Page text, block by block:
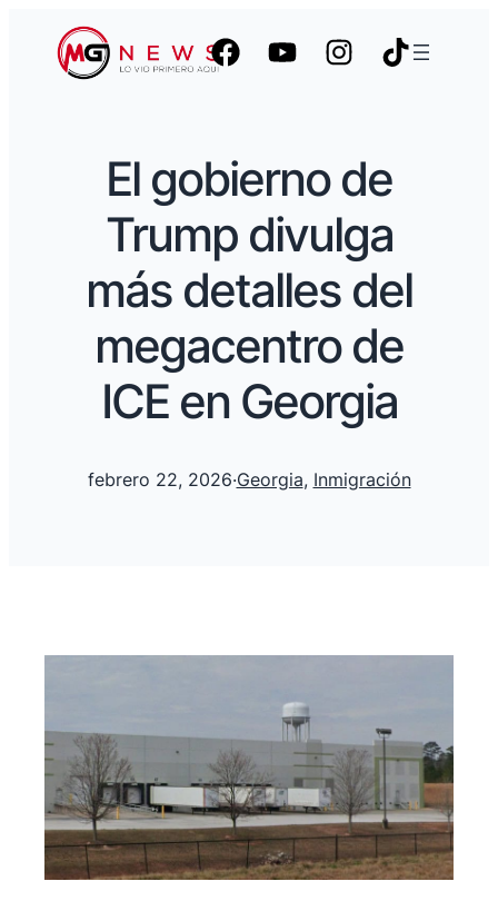
El gobierno de
Trump divulga
más detalles del
megacentro de
ICE en Georgia
febrero 22, 2026·Georgia, Inmigración